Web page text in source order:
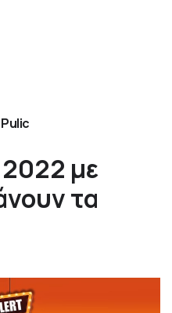
Pulic
με
τα